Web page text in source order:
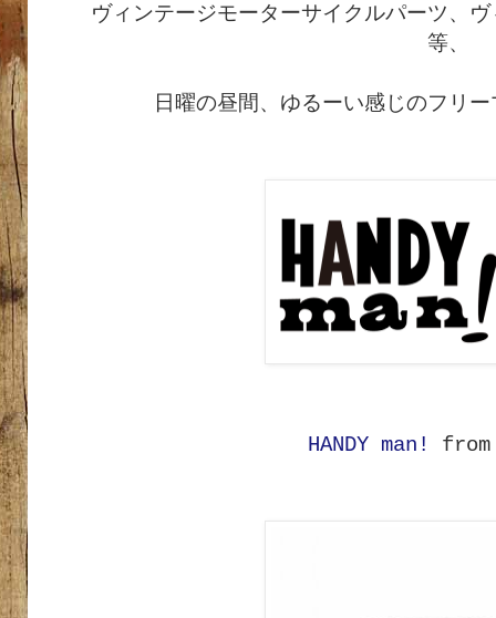
ヴィンテージモーターサイクルパーツ、
等、
日曜の昼間、ゆるーい感じのフリ
HANDY man! from